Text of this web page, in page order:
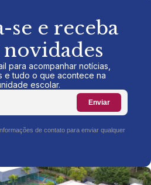
se e receba
novidades
para acompanhar notícias,
e tudo o que acontece na
escolar.
Enviar
de contato para enviar qualquer